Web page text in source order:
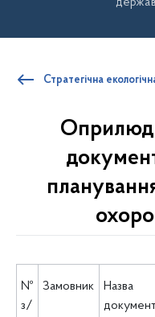
Стратегічна
№
з/
Замовник
Назва